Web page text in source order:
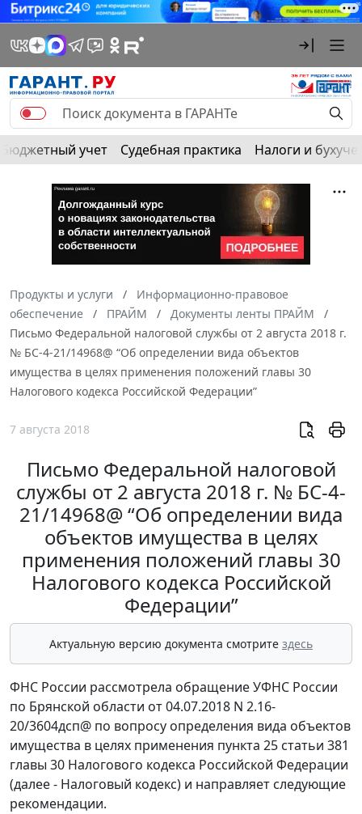
Бюджетный учет Судебная практика Налоги и
Продукты и услуги
Информационно-правовое
обеспечение
ПРАЙМ
Документы ленты ПРАЙМ
Письмо Федеральной налоговой службы от 2 августа 2018 г.
№ БС-4-21/14968@ “Об определении вида объектов
имущества в целях применения положений главы 30
Налогового кодекса Российской Федерации”
7 августа 2018
Письмо Федеральной налоговой
службы от 2 августа 2018 г. № БС-4-
21/14968@ “Об определении вида
объектов имущества в целях
применения положений главы 30
Налогового кодекса Российской
Федерации”
Актуальную версию документа смотрите здесь
ФНС России рассмотрела обращение УФНС России
по Брянской области от 04.07.2018 N 2.16-
20/3604дсп@ по вопросу определения вида объектов
имущества в целях применения пункта 25 статьи 381
главы 30 Налогового кодекса Российской Федерации
(далее - Налоговый кодекс) и направляет следующие
рекомендации.